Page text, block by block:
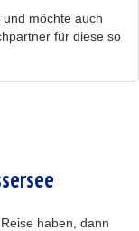
möchte auch
für diese so
haben, dann